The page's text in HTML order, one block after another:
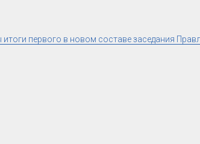
итоги первого в новом составе заседания